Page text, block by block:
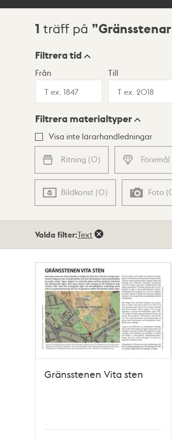
Sökresultat
1 träff på Gränsstenar
Visningsläge
Lista Karta
Filtrera tid
Från Till
Filtrera materialtyper
Visa inte lärarhandledningar
Ritning (0) Föremål
Bildkonst (0) Foto (
Valda filter:Text
Gränsstenen Vita sten